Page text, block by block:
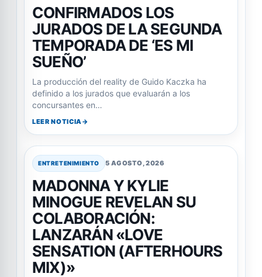
CONFIRMADOS LOS
JURADOS DE LA SEGUNDA
TEMPORADA DE ‘ES MI
SUEÑO’
La producción del reality de Guido Kaczka ha
definido a los jurados que evaluarán a los
concursantes en…
LEER NOTICIA
ENTRETENIMIENTO 5 AGOSTO, 2026
MADONNA Y KYLIE
MINOGUE REVELAN SU
COLABORACIÓN:
LANZARÁN «LOVE
SENSATION (AFTERHOURS
MIX)»